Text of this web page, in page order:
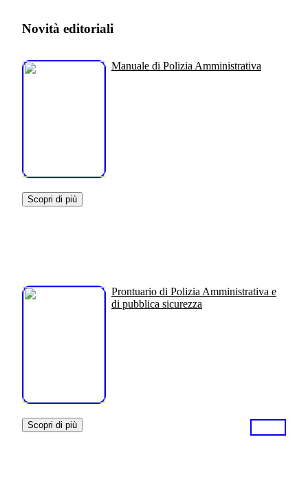
Novità editoriali
Manuale di Polizia Amministrativa
Scopri di più
Prontuario di Polizia Amministrativa e
di pubblica sicurezza
Scopri di più